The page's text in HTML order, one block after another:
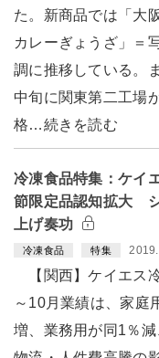
た。新商品では「大
カレーぎょうざ」＝
調に推移している。
中旬に関東第二工場
格…続きを読む
冷凍食品特集：ケイ
節限定品認知拡大
上げ奏功
冷凍食品 特集
【関西】ケイエス
～10月業績は、家庭
増、業務用が同1％減